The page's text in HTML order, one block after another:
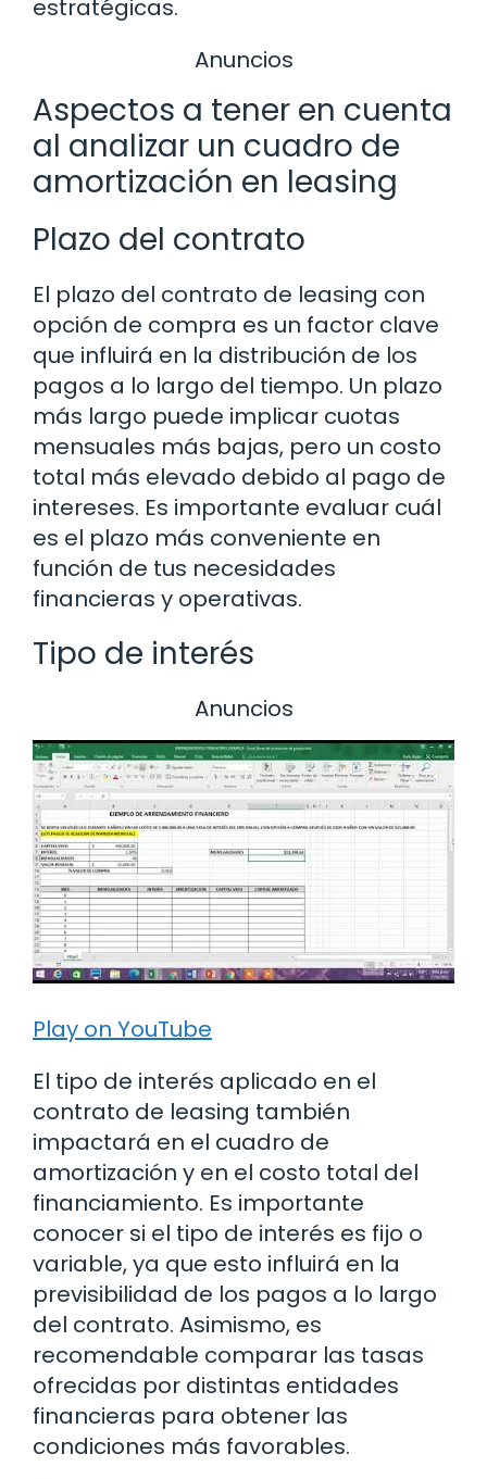
estratégicas.
Anuncios
Aspectos a tener en cuenta
al analizar un cuadro de
amortización en leasing
Plazo del contrato
El plazo del contrato de leasing con
opción de compra es un factor clave
que influirá en la distribución de los
pagos a lo largo del tiempo. Un plazo
más largo puede implicar cuotas
mensuales más bajas, pero un costo
total más elevado debido al pago de
intereses. Es importante evaluar cuál
es el plazo más conveniente en
función de tus necesidades
financieras y operativas.
Tipo de interés
Anuncios
Play on YouTube
El tipo de interés aplicado en el
contrato de leasing también
impactará en el cuadro de
amortización y en el costo total del
financiamiento. Es importante
conocer si el tipo de interés es fijo o
variable, ya que esto influirá en la
previsibilidad de los pagos a lo largo
del contrato. Asimismo, es
recomendable comparar las tasas
ofrecidas por distintas entidades
financieras para obtener las
condiciones más favorables.